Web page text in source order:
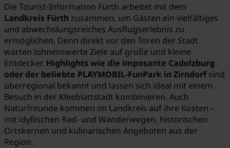
Die Tourist-Information Fürth arbeitet mit dem
Landkreis Fürth zusammen, um Gästen ein vielfältiges
und abwechslungsreiches Ausflugserlebnis zu
ermöglichen. Denn direkt vor den Toren der Stadt
warten lohnenswerte Ziele auf große und kleine
Entdecker. Highlights wie die imposante Cadolzburg
oder der beliebte PLAYMOBIL-FunPark in Zirndorfsind
überregional bekannt und lassen sich ideal mit einem
Besuch in der Kleeblattstadt kombinieren. Auch
Naturfreunde kommen im Landkreis auf ihre Kosten –
mit idyllischen Rad- und Wanderwegen, historischen
Ortskernen und kulinarischen Angeboten aus der
Region.